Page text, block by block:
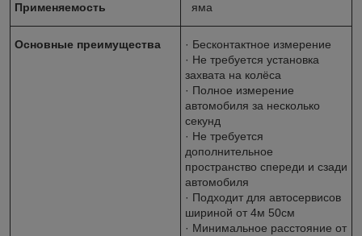
Применяемость яма
Основные преимущества
· Бесконтактное измерение
· Не требуется установка
захвата на колёса
· Полное измерение
автомобиля за несколько
секунд
· Не требуется
дополнительное
пространство спереди и сзади
автомобиля
· Подходит для автосервисов
шириной от 4м 50см
· Минимальное расстояние от